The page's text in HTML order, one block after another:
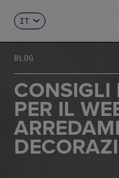
EN
FR
DE
IT
PT
BLOG
CONSIGLI
PER IL